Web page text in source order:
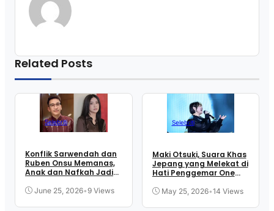
Related Posts
Selebriti
Konflik Sarwendah dan
Ruben Onsu Memanas,
Anak dan Nafkah Jadi
June 25, 2026•9 Views
Selebriti
Maki Otsuki, Suara Khas
Jepang yang Melekat di
Hati Penggemar One
May 25, 2026•14 Views